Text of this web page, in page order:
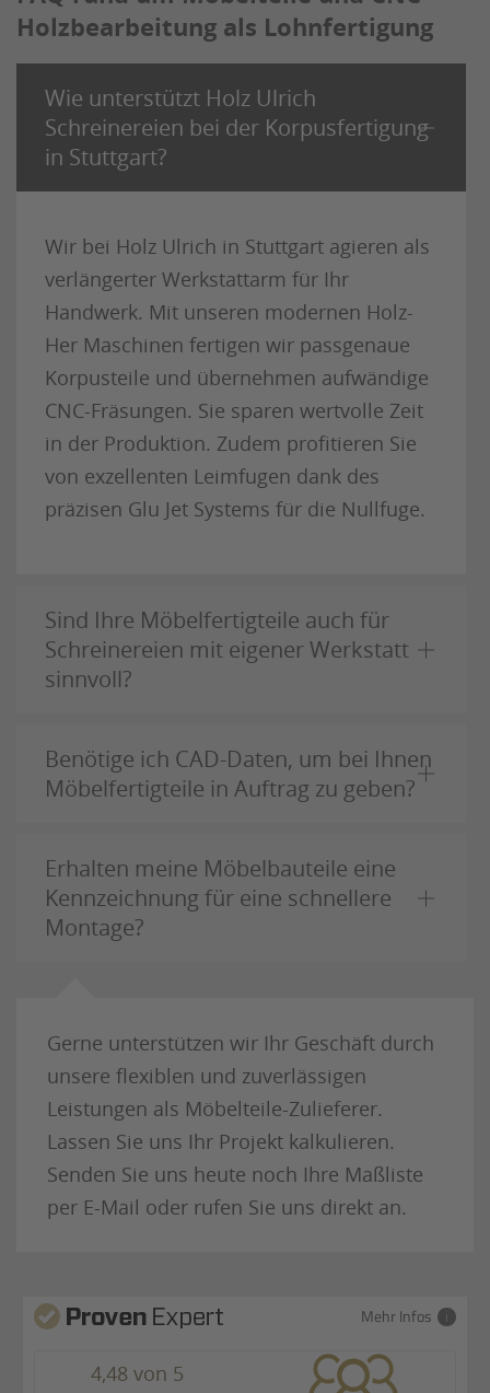
Holzbearbeitung als Lohnfertigung
Wie unterstützt Holz Ulrich
Schreinereien bei der Korpusfertigung
in Stuttgart?
Wir bei Holz Ulrich in Stuttgart agieren als
verlängerter Werkstattarm für Ihr
Handwerk. Mit unseren modernen Holz-
Her Maschinen fertigen wir passgenaue
Korpusteile und übernehmen aufwändige
CNC-Fräsungen. Sie sparen wertvolle Zeit
in der Produktion. Zudem profitieren Sie
von exzellenten Leimfugen dank des
präzisen Glu Jet Systems für die Nullfuge.
Sind Ihre Möbelfertigteile auch für
Schreinereien mit eigener Werkstatt
sinnvoll?
Benötige ich CAD-Daten, um bei Ihnen
Möbelfertigteile in Auftrag zu geben?
Erhalten meine Möbelbauteile eine
Kennzeichnung für eine schnellere
Montage?
Gerne unterstützen wir Ihr Geschäft durch
unsere flexiblen und zuverlässigen
Leistungen als Möbelteile-Zulieferer.
Lassen Sie uns Ihr Projekt kalkulieren.
Senden Sie uns heute noch Ihre Maßliste
per E-Mail oder rufen Sie uns direkt an.
Mehr Infos
4,48 von 5